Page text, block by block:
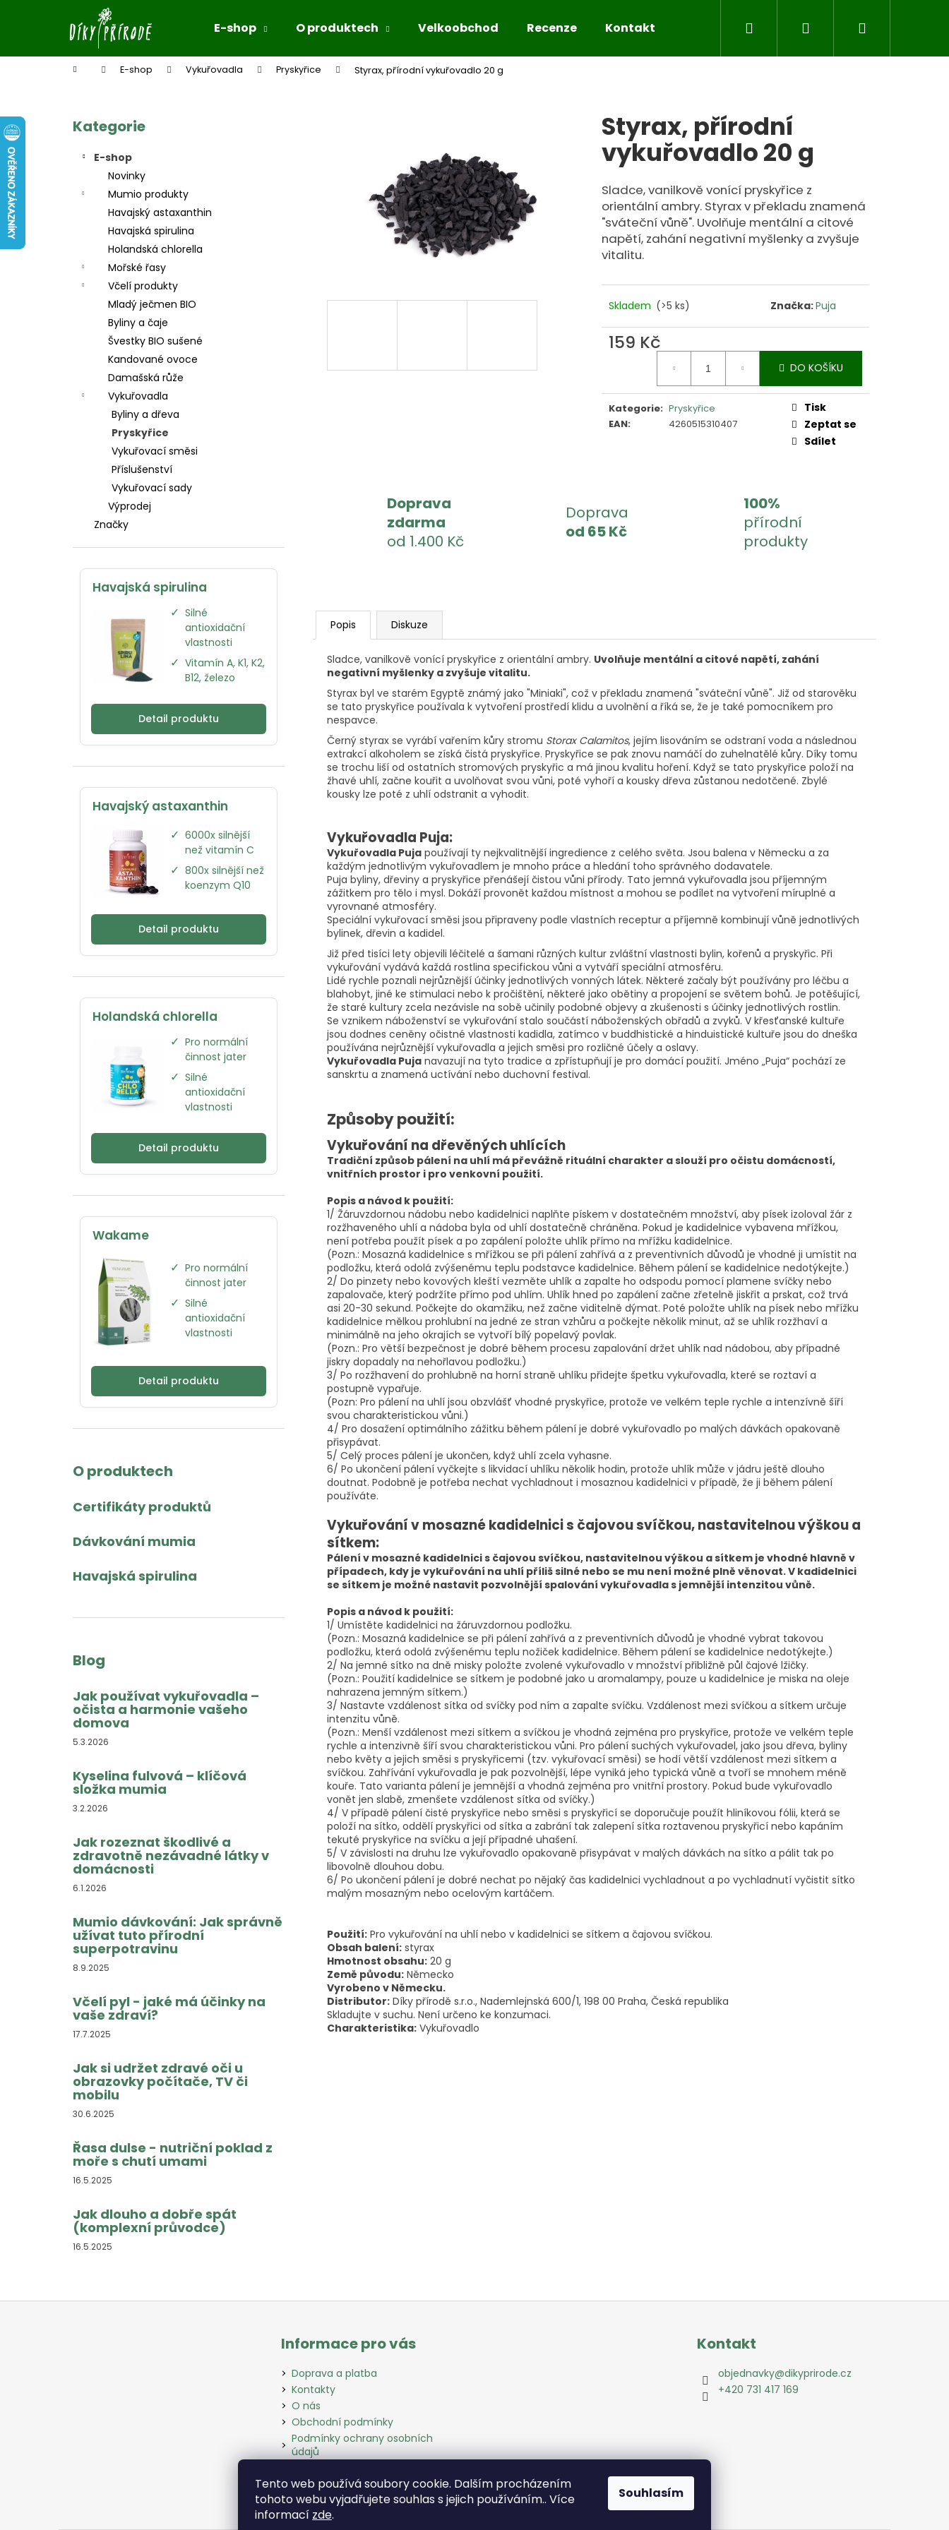
Tento web používá soubory cookie. Dalším procházením
tohoto webu vyjadřujete souhlas s jejich používáním.. Více
informací zde.
Souhlasím
E-shop O produktech Velkoobchod Recenze Kontakty Značky
Hledat PřihlášeníNákupní
Domů E-shop Vykuřovadla Pryskyřice Styrax, přírodní vykuřovadlo 20 g
Přeskočit
kategorie
Kategorie
E-shop
Novinky
Mumio produkty
Havajský astaxanthin
Havajská spirulina
Holandská chlorella
Mořské řasy
Včelí produkty
Mladý ječmen BIO
Byliny a čaje
Švestky BIO sušené
Kandované ovoce
Damašská růže
Vykuřovadla
Byliny a dřeva
Pryskyřice
Vykuřovací směsi
Příslušenství
Vykuřovací sady
Výprodej
Značky
Havajská spirulina
✓ Silné
antioxidační
vlastnosti
✓ Vitamín A, K1, K2,
B12, železo
Detail produktu
Havajský astaxanthin
✓ 6000x silnější
než vitamín C
✓ 800x silnější než
koenzym Q10
Detail produktu
Holandská chlorella
✓ Pro normální
činnost jater
✓ Silné
antioxidační
vlastnosti
Detail produktu
Wakame
✓ Pro normální
činnost jater
✓ Silné
antioxidační
vlastnosti
Detail produktu
O produktech
Certifikáty produktů
Dávkování mumia
Havajská spirulina
Blog
Jak používat vykuřovadla –
očista a harmonie vašeho
domova
5.3.2026
Kyselina fulvová – klíčová
složka mumia
3.2.2026
Jak rozeznat škodlivé a
zdravotně nezávadné látky v
domácnosti
6.1.2026
Mumio dávkování: Jak správně
užívat tuto přírodní
superpotravinu
8.9.2025
Včelí pyl - jaké má účinky na
vaše zdraví?
17.7.2025
Jak si udržet zdravé oči u
obrazovky počítače, TV či
mobilu
30.6.2025
Řasa dulse - nutriční poklad z
moře s chutí umami
16.5.2025
Jak dlouho a dobře spát
(komplexní průvodce)
16.5.2025
Styrax, přírodní
vykuřovadlo 20 g
Sladce, vanilkově vonící pryskyřice z
orientální ambry. Styrax v překladu znamená
"sváteční vůně". Uvolňuje mentální a citové
napětí, zahání negativní myšlenky a zvyšuje
vitalitu.
Skladem (>5 ks) Značka:Puja
159 Kč
DO KOŠÍKU
Kategorie: Pryskyřice
EAN: 4260515310407
Tisk
Zeptat se
Sdílet
Doprava
zdarma
od 1.400 Kč
Doprava
od 65 Kč
100%
přírodní
produkty
Popis Diskuze
Sladce, vanilkově vonící pryskyřice z orientální ambry. Uvolňuje mentální a citové napětí, zahání
negativní myšlenky a zvyšuje vitalitu.
Styrax byl ve starém Egyptě známý jako "Miniaki", což v překladu znamená "sváteční vůně". Již od starověku
se tato pryskyřice používala k vytvoření prostředí klidu a uvolnění a říká se, že je také pomocníkem pro
nespavce.
Černý styrax se vyrábí vařením kůry stromu Storax Calamitos, jejím lisováním se odstraní voda a následnou
extrakcí alkoholem se získá čistá pryskyřice. Pryskyřice se pak znovu namáčí do zuhelnatělé kůry. Díky tomu
se trochu liší od ostatních stromových pryskyřic a má jinou kvalitu hoření. Když se tato pryskyřice položí na
žhavé uhlí, začne kouřit a uvolňovat svou vůni, poté vyhoří a kousky dřeva zůstanou nedotčené. Zbylé
kousky lze poté z uhlí odstranit a vyhodit.
Vykuřovadla Puja:
Vykuřovadla Puja používají ty nejkvalitnější ingredience z celého světa. Jsou balena v Německu a za
každým jednotlivým vykuřovadlem je mnoho práce a hledání toho správného dodavatele.
Puja byliny, dřeviny a pryskyřice přenášejí čistou vůni přírody. Tato jemná vykuřovadla jsou příjemným
zážitkem pro tělo i mysl. Dokáží provonět každou místnost a mohou se podílet na vytvoření míruplné a
vyrovnané atmosféry.
Speciální vykuřovací směsi jsou připraveny podle vlastních receptur a příjemně kombinují vůně jednotlivých
bylinek, dřevin a kadidel.
Již před tisíci lety objevili léčitelé a šamani různých kultur zvláštní vlastnosti bylin, kořenů a pryskyřic. Při
vykuřování vydává každá rostlina specifickou vůni a vytváří speciální atmosféru.
Lidé rychle poznali nejrůznější účinky jednotlivých vonných látek. Některé začaly být používány pro léčbu a
blahobyt, jiné ke stimulaci nebo k pročištění, některé jako obětiny a propojení se světem bohů. Je potěšující,
že staré kultury zcela nezávisle na sobě učinily podobné objevy a zkušenosti s účinky jednotlivých rostlin.
Se vznikem náboženství se vykuřování stalo součástí náboženských obřadů a zvyků. V křesťanské kultuře
jsou dodnes ceněny očistné vlastnosti kadidla, zatímco v buddhistické a hinduistické kultuře jsou do dneška
používána nejrůznější vykuřovadla a jejich směsi pro rozličné účely a oslavy.
Vykuřovadla Puja navazují na tyto tradice a zpřístupňují je pro domácí použití. Jméno „Puja“ pochází ze
sanskrtu a znamená uctívání nebo duchovní festival.
Způsoby použití:
Vykuřování na dřevěných uhlících
Tradiční způsob pálení na uhlí má převážně rituální charakter a slouží pro očistu domácností,
vnitřních prostor i pro venkovní použití.
Popis a návod k použití:
1/ Žáruvzdornou nádobu nebo kadidelnici naplňte pískem v dostatečném množství, aby písek izoloval žár z
rozžhaveného uhlí a nádoba byla od uhlí dostatečně chráněna. Pokud je kadidelnice vybavena mřížkou,
není potřeba použít písek a po zapálení položte uhlík přímo na mřížku kadidelnice.
(Pozn.: Mosazná kadidelnice s mřížkou se při pálení zahřívá a z preventivních důvodů je vhodné ji umístit na
podložku, která odolá zvýšenému teplu podstavce kadidelnice. Během pálení se kadidelnice nedotýkejte.)
2/ Do pinzety nebo kovových kleští vezměte uhlík a zapalte ho odspodu pomocí plamene svíčky nebo
zapalovače, který podržíte přímo pod uhlím. Uhlík hned po zapálení začne zřetelně jiskřit a prskat, což trvá
asi 20-30 sekund. Počkejte do okamžiku, než začne viditelně dýmat. Poté položte uhlík na písek nebo mřížku
kadidelnice mělkou prohlubní na jedné ze stran vzhůru a počkejte několik minut, až se uhlík rozžhaví a
minimálně na jeho okrajích se vytvoří bílý popelavý povlak.
(Pozn.: Pro větší bezpečnost je dobré během procesu zapalování držet uhlík nad nádobou, aby případné
jiskry dopadaly na nehořlavou podložku.)
3/ Po rozžhavení do prohlubně na horní straně uhlíku přidejte špetku vykuřovadla, které se roztaví a
postupně vypařuje.
(Pozn: Pro pálení na uhlí jsou obzvlášť vhodné pryskyřice, protože ve velkém teple rychle a intenzívně šíří
svou charakteristickou vůni.)
4/ Pro dosažení optimálního zážitku během pálení je dobré vykuřovadlo po malých dávkách opakovaně
přisypávat.
5/ Celý proces pálení je ukončen, když uhlí zcela vyhasne.
6/ Po ukončení pálení vyčkejte s likvidací uhlíku několik hodin, protože uhlík může v jádru ještě dlouho
doutnat. Podobně je potřeba nechat vychladnout i mosaznou kadidelnici v případě, že ji během pálení
používáte.
Vykuřování v mosazné kadidelnici s čajovou svíčkou, nastavitelnou výškou a
sítkem:
Pálení v mosazné kadidelnici s čajovou svíčkou, nastavitelnou výškou a sítkem je vhodné hlavně v
případech, kdy je vykuřování na uhlí příliš silné nebo se mu není možné plně věnovat. V kadidelnici
se sítkem je možné nastavit pozvolnější spalování vykuřovadla s jemnější intenzitou vůně.
Popis a návod k použití:
1/ Umístěte kadidelnici na žáruvzdornou podložku.
(Pozn.: Mosazná kadidelnice se při pálení zahřívá a z preventivních důvodů je vhodné vybrat takovou
podložku, která odolá zvýšenému teplu nožiček kadidelnice. Během pálení se kadidelnice nedotýkejte.)
2/ Na jemné sítko na dně misky položte zvolené vykuřovadlo v množství přibližně půl čajové lžičky.
(Pozn.: Použití kadidelnice se sítkem je podobné jako u aromalampy, pouze u kadidelnice je miska na oleje
nahrazena jemným sítkem.)
3/ Nastavte vzdálenost sítka od svíčky pod ním a zapalte svíčku. Vzdálenost mezi svíčkou a sítkem určuje
intenzitu vůně.
(Pozn.: Menší vzdálenost mezi sítkem a svíčkou je vhodná zejména pro pryskyřice, protože ve velkém teple
rychle a intenzivně šíří svou charakteristickou vůni. Pro pálení suchých vykuřovadel, jako jsou dřeva, byliny
nebo květy a jejich smĕsi s pryskyřicemi (tzv. vykuřovací směsi) se hodí větší vzdálenost mezi sítkem a
svíčkou. Zahřívání vykuřovadla je pak pozvolnější, lépe vyniká jeho typická vůně a tvoří se mnohem méně
kouře. Tato varianta pálení je jemnější a vhodná zejména pro vnitřní prostory. Pokud bude vykuřovadlo
vonět jen slabě, zmenšete vzdálenost sítka od svíčky.)
4/ V případě pálení čisté pryskyřice nebo směsi s pryskyřicí se doporučuje použít hliníkovou fólii, která se
položí na sítko, oddělí pryskyřici od sítka a zabrání tak zalepení sítka roztavenou pryskyřicí nebo kapáním
tekuté pryskyřice na svíčku a její případné uhašení.
5/ V závislosti na druhu lze vykuřovadlo opakovaně přisypávat v malých dávkách na sítko a pálit tak po
libovolně dlouhou dobu.
6/ Po ukončení pálení je dobré nechat po nějaký čas kadidelnici vychladnout a po vychladnutí vyčistit sítko
malým mosazným nebo ocelovým kartáčem.
Použití: Pro vykuřování na uhlí nebo v kadidelnici se sítkem a čajovou svíčkou.
Obsah balení: styrax
Hmotnost obsahu: 20 g
Země původu: Německo
Vyrobeno v Německu.
Distributor: Díky přírodě s.r.o., Nademlejnská 600/1, 198 00 Praha, Česká republika
Skladujte v suchu. Není určeno ke konzumaci.
Charakteristika: Vykuřovadlo
í
Zpět
do
Zpět
do
Doporučujeme
Z
Informace pro vás
Doprava a platba
Kontakty
O nás
Obchodní podmínky
Podmínky ochrany osobních
údajů
Odstoupení od kupní smlouvy
Kontakt
objednavky@dikyprirode.cz
+420 731 417 169